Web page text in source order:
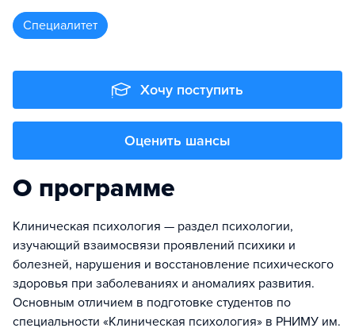
специалитет
Хочу поступить
Оценить шансы
О программе
Клиническая психология — раздел психологии,
изучающий взаимосвязи проявлений психики и
болезней, нарушения и восстановление психического
здоровья при заболеваниях и аномалиях развития.
Основным отличием в подготовке студентов по
специальности «Клиническая психология» в РНИМУ им.